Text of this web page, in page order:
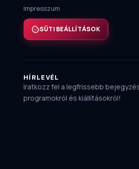
Impresszum
SÜTI BEÁLLÍTÁSOK
HÍRLEVÉL
Iratkozz fel a legfrissebb
programokról és kiállításokról!